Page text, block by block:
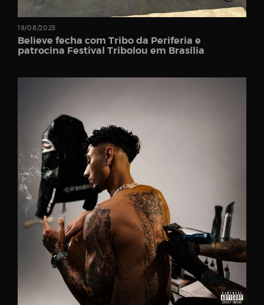
Register
Password
Email
19/08/2025
Believe fecha com Tribo da Periferia e
patrocina Festival Tribolou em Brasília